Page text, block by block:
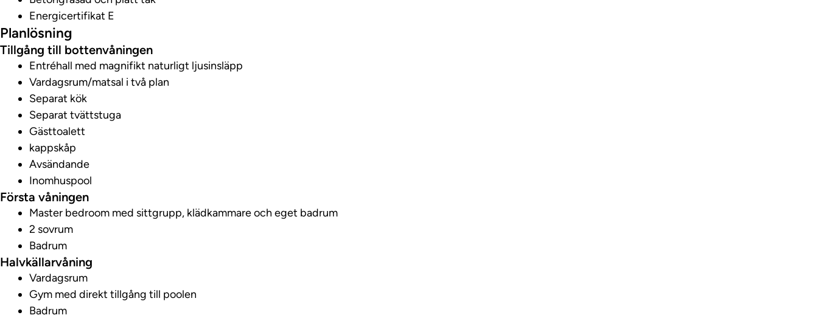
Energicertifikat E
Planlösning
Tillgång till bottenvåningen
Entréhall med magnifikt naturligt ljusinsläpp
Vardagsrum/matsal i två plan
Separat kök
Separat tvättstuga
Gästtoalett
kappskåp
Avsändande
Inomhuspool
Första våningen
Master bedroom med sittgrupp, klädkammare och eget badrum
2 sovrum
Badrum
Halvkällarvåning
Vardagsrum
Gym med direkt tillgång till poolen
Badrum